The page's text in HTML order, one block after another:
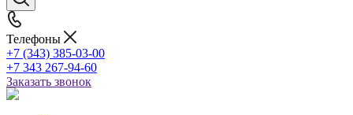
Телефоны
+7 (343) 385-03-00
+7 343 267-94-60
Заказать звонок